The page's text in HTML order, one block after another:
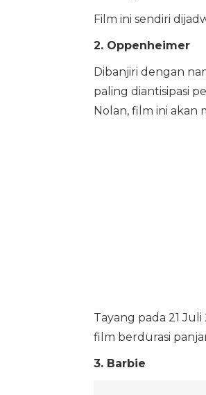
Film ini sendiri
2. Oppenheimer
Dibanjiri dengan
paling diantisipasi
Nolan, film ini akan
Tayang pada 21
film berdurasi
3. Barbie